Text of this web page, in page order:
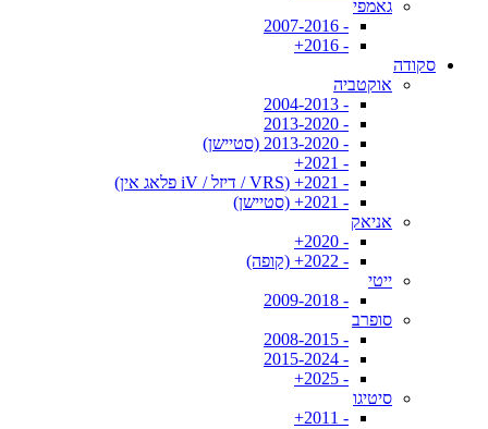
גאמפי
- 2007-2016
- 2016+
סקודה
אוקטביה
- 2004-2013
- 2013-2020
- 2013-2020 (סטיישן)
- 2021+
- 2021+ (VRS / דיזל / iV פלאג אין)
- 2021+ (סטיישן)
אניאק
- 2020+
- 2022+ (קופה)
ייטי
- 2009-2018
סופרב
- 2008-2015
- 2015-2024
- 2025+
סיטיגו
- 2011+